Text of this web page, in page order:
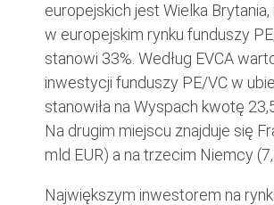
europejskich jest Wielka Brytania,
w europejskim rynku funduszy
stanowi 33%. Według EVCA
inwestycji funduszy PE/VC w
stanowiła na Wyspach kwotę
Na drugim miejscu znajduje się
mld EUR) a na trzecim Niemcy
Największym inwestorem na